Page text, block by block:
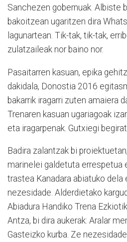
Sanchezen gobernuak. Albiste
bakoitzean ugaritzen dira
lagunartean. Tik-tak, tik-tak,
zulatzaileak nor baino nor.
Pasaitarren kasuan, epika
dakidala, Donostia 2016
bakarrik iragarri zuten amaiera
Trenaren kasuan ugariagoak
eta iragarpenak. Gutxiegi
Badira zalantzak bi
marinelei galdetuta errespetua
trastea Kanadara abiatuko dela
nezesidade. Alderdietako
Abiadura Handiko Trena
Antza, bi dira aukerak: Aralar
Gasteizko kurba. Ze